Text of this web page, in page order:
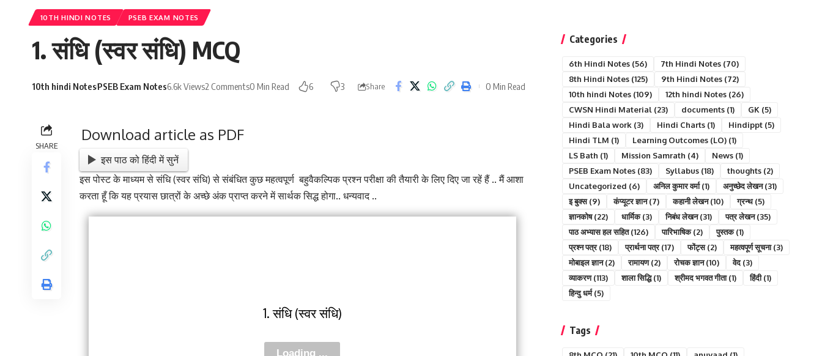
10TH HINDI NOTES PSEB EXAM NOTES
1. संधि (स्वर संधि) MCQ
10th hindi NotesPSEB Exam Notes6.6k Views2 Comments0 Min Read 6 3 Share 0 Min Read
SHARE
Download article as PDF
इस पाठ को हिंदी में सुनें
इस पोस्ट के माध्यम से संधि (स्वर संधि) से संबंधित कुछ महत्वपूर्ण बहुवैकल्पिक प्रश्न परीक्षा की तैयारी के लिए दिए जा रहें हैं .. मैं आशा
करता हूँ कि यह प्रयास छात्रों के अच्छे अंक प्राप्त करने में सार्थक सिद्ध होगा.. धन्यवाद ..
1. संधि (स्वर संधि)
Categories
6th Hindi Notes(56) 7th Hindi Notes(70)
8th Hindi Notes(125) 9th Hindi Notes(72)
10th hindi Notes(109) 12th hindi Notes(26)
CWSN Hindi Material(23) documents(1) GK (5)
Hindi Bala work(3) Hindi Charts(1) Hindippt(5)
Hindi TLM (1) Learning Outcomes (LO)(1)
LS Bath (1) Mission Samrath (4) News(1)
PSEB Exam Notes(83) Syllabus(18) thoughts(2)
Uncategorized (6) अनिल कुमार वर्मा(1) अनुच्छेद लेखन(31)
इ बुक्स(9) कंप्यूटर ज्ञान(7) कहानी लेखन(10) ग्रन्थ(5)
ज्ञानकोष(22) धार्मिक(3) निबंध लेखन(31) पत्र लेखन(35)
पाठ अभ्यास हल सहित(126) पारिभाषिक(2) पुस्तक(1)
प्रश्न पत्र(18) प्रार्थना पत्र(17) फोंट्स(2) महत्वपूर्ण सूचना(3)
मोबाइल ज्ञान(2) रामायण(2) रोचक ज्ञान(10) वेद(3)
व्याकरण(113) शाला सिद्धि(1) श्रीमद भगवत गीता(1) हिंदी(1)
हिन्दु धर्म(5)
Tags